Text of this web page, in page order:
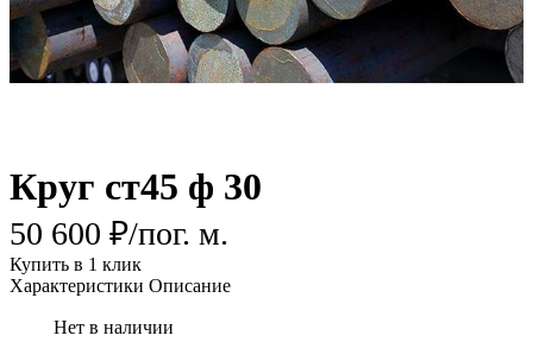
Круг ст45 ф 30
50 600 ₽/пог. м.
Купить в 1 клик
Характеристики Описание
Нет в наличии